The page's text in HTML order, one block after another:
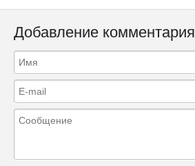
Добавление комментария